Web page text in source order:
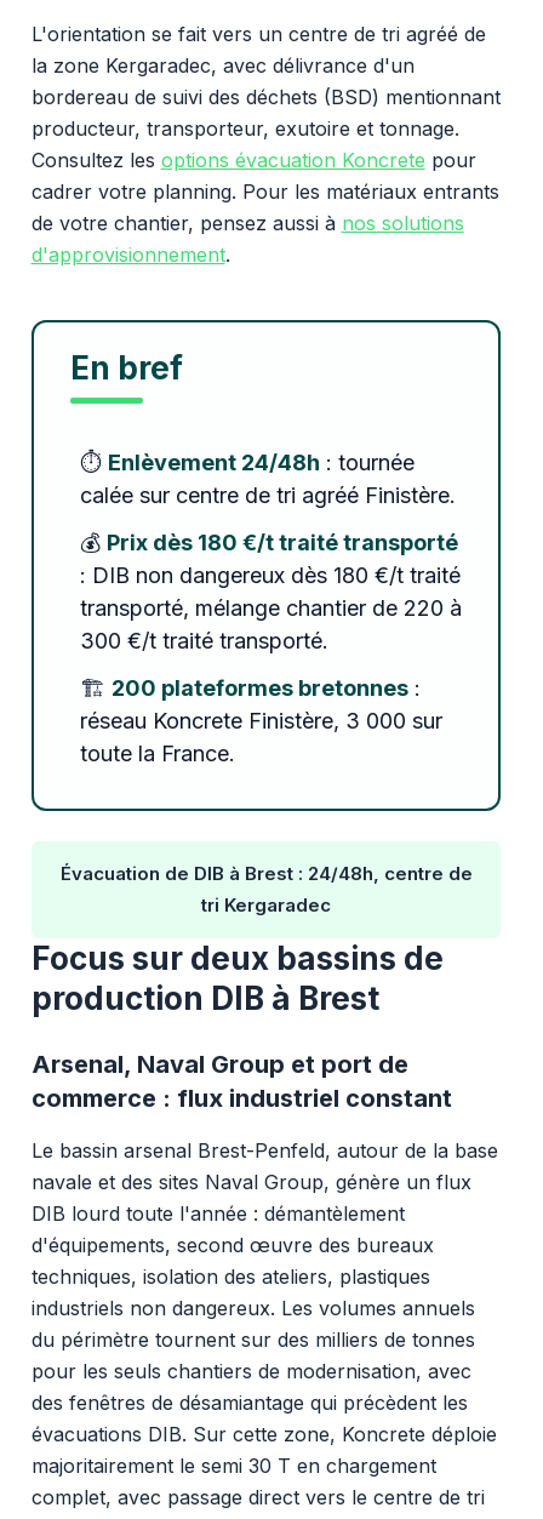
L'orientation se fait vers un centre de tri agréé de
la zone Kergaradec, avec délivrance d'un
bordereau de suivi des déchets (BSD) mentionnant
producteur, transporteur, exutoire et tonnage.
Consultez les options évacuation Koncrete pour
cadrer votre planning. Pour les matériaux entrants
de votre chantier, pensez aussi à nos solutions
d'approvisionnement.
En bref
⏱️ Enlèvement 24/48h : tournée
calée sur centre de tri agréé Finistère.
💰 Prix dès 180 €/t traité transporté
: DIB non dangereux dès 180 €/t traité
transporté, mélange chantier de 220 à
300 €/t traité transporté.
🏗️ 200 plateformes bretonnes:
réseau Koncrete Finistère, 3 000 sur
toute la France.
Évacuation de DIB à Brest : 24/48h, centre de
tri Kergaradec
Focus sur deux bassins de
production DIB à Brest
Arsenal, Naval Group et port de
commerce : flux industriel constant
Le bassin arsenal Brest-Penfeld, autour de la base
navale et des sites Naval Group, génère un flux
DIB lourd toute l'année : démantèlement
d'équipements, second œuvre des bureaux
techniques, isolation des ateliers, plastiques
industriels non dangereux. Les volumes annuels
du périmètre tournent sur des milliers de tonnes
pour les seuls chantiers de modernisation, avec
des fenêtres de désamiantage qui précèdent les
évacuations DIB. Sur cette zone, Koncrete déploie
majoritairement le semi 30 T en chargement
complet, avec passage direct vers le centre de tri